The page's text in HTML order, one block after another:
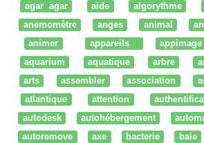
agar agar
aide algorythme
anemomètre
anges animal
animer
appareils appimage
aquarium
aquatique arbre
arts
assembler association
atlantique
attention
autodesk
autohébergement
autoremove
axe bacterie baie